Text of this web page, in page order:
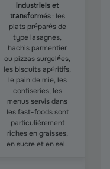
industriels et
transformés: les
plats préparés de
type lasagnes,
hachis parmentier
ou pizzas surgelées,
les biscuits apéritifs,
le pain de mie, les
confiseries, les
menus servis dans
les fast-foods sont
particulièrement
riches en graisses,
en sucre et en sel.